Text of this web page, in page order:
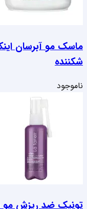
ماسک مو آبرسان
شکننده
ناموجود